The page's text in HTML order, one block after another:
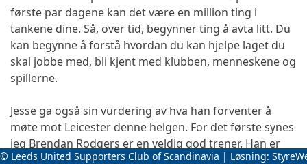
første par dagene kan det være en million ting i
tankene dine. Så, over tid, begynner ting å avta litt. Du
kan begynne å forstå hvordan du kan hjelpe laget du
skal jobbe med, bli kjent med klubben, menneskene og
spillerne.
Jesse ga også sin vurdering av hva han forventer å
møte mot Leicester denne helgen. For det første synes
jeg Brendan Rodgers er en veldig god trener. Han er
fleksibel, men har også en veldig klar spillestil. De har
© Leeds United Supporters Club of Scandinavia | Løsning: